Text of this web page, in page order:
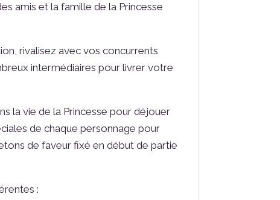
amis et la famille de la Princesse
rivalisez avec vos concurrents
intermédiaires pour livrer votre
la vie de la Princesse pour déjouer
de chaque personnage pour
de faveur fixé en début de partie
: